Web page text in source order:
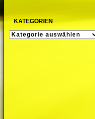
KATEGORIEN
KATEGORIEN